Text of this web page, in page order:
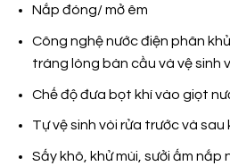
Nắp đóng/ mở êm
Công nghệ nước điện phân
tráng lòng bàn cầu và vệ sinh
Chế độ đưa bọt khí vào giọt
Tự vệ sinh vòi rửa trước và sau
Sấy khô, khử mùi, sưởi ấm nắp